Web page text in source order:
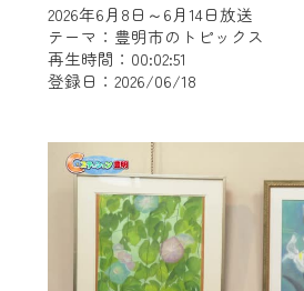
2026年6月8日～6月14日放送
テーマ：豊明市のトピックス
再生時間：00:02:51
登録日：2026/06/18